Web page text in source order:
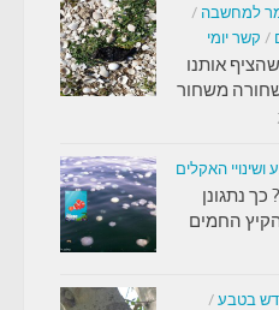
למחשבה /
/ קשר יומי
אותנו
משחור
ושינויי האקלים
כך נתגונן
החמים
בטבע /